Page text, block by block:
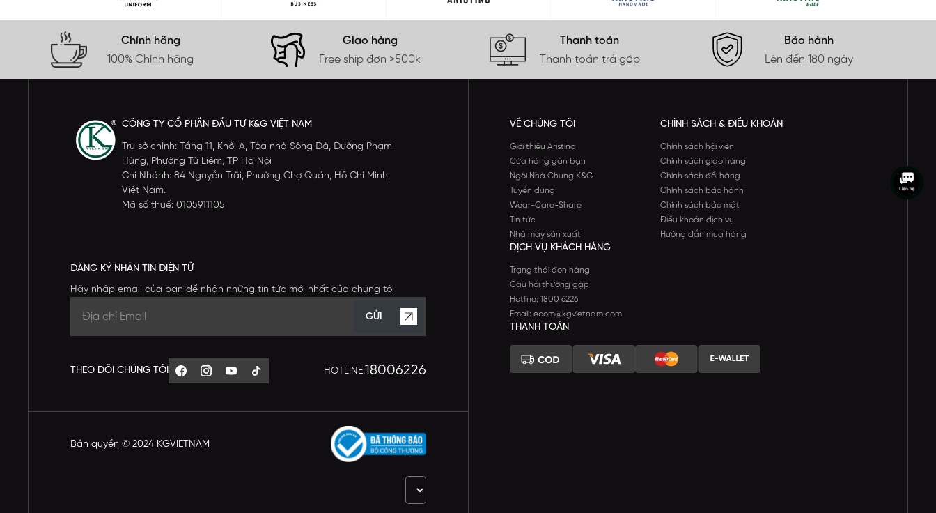
Chính hãng
100% Chính hãng
Giao hàng
Free ship đơn >500k
Thanh toán
Thanh toán trả góp
Bảo hành
Lên đến 180 ngày
CÔNG TY CỔ PHẦN ĐẦU TƯ K&G VIỆT NAM
Trụ sở chính: Tầng 11, Khối A, Tòa nhà Sông Đà, Đường Phạm
Hùng, Phường Từ Liêm, TP Hà Nội
Chi Nhánh: 84 Nguyễn Trãi, Phường Chợ Quán, Hồ Chí Minh,
Việt Nam.
Mã số thuế: 0105911105
ĐĂNG KÝ NHẬN TIN ĐIỆN TỬ
Hãy nhập email của bạn để nhận những tin tức mới nhất của chúng tôi
GỬI
THEO DÕI CHÚNG TÔI HOTLINE:18006226
VỀ CHÚNG TÔI
Giới thiệu Aristino
Cửa hàng gần bạn
Ngôi Nhà Chung K&G
Tuyển dụng
Wear-Care-Share
Tin tức
Nhà máy sản xuất
CHÍNH SÁCH & ĐIỀU KHOẢN
Chính sách hội viên
Chính sách giao hàng
Chính sách đổi hàng
Chính sách bảo hành
Chính sách bảo mật
Điều khoản dịch vụ
Hướng dẫn mua hàng
DỊCH VỤ KHÁCH HÀNG
Trạng thái đơn hàng
Câu hỏi thường gặp
Hotline: 1800 6226
Email: ecom@kgvietnam.com
THANH TOÁN
Bản quyền © 2024 KGVIETNAM